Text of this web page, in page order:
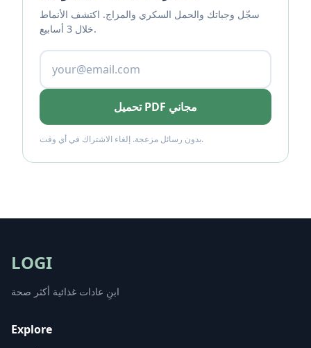
سجّل وجباتك والحمل السكري والمزاج. اكتشف الأنماط
خلال 3 أسابيع.
تحميل PDF مجاني
بدون رسائل مزعجة. إلغاء الاشتراك في أي وقت.
LOGI
ابنِ عادات غذائية أكثر صحة
Explore